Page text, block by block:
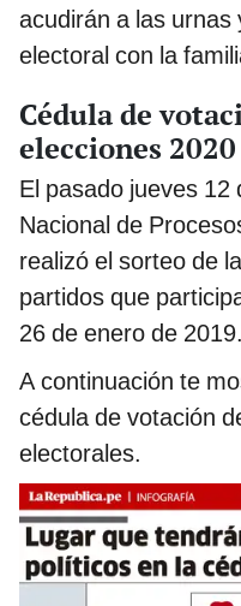
acudirán a las urnas
electoral con la
Cédula de
elecciones 2020
El pasado jueves
Nacional de
realizó el sorteo de
partidos que
26 de enero de 2019.
A continuación te
cédula de votación
electorales.